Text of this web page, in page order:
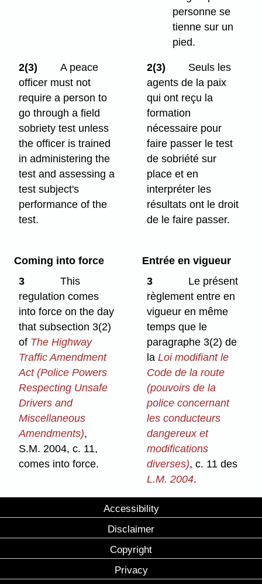
personne se
tienne sur un
pied.
2(3)
A peace
officer must not
require a person to
go through a field
sobriety test unless
the officer is trained
in administering the
test and assessing a
test subject's
performance of the
test.
2(3)
Seuls les
agents de la paix
qui ont reçu la
formation
nécessaire pour
faire passer le test
de sobriété sur
place et en
interpréter les
résultats ont le droit
de le faire passer.
Coming into force
3
This
regulation comes
into force on the day
that subsection 3(2)
of The Highway
Traffic Amendment
Act (Police Powers
Respecting Unsafe
Drivers and
Miscellaneous
Amendments),
S.M. 2004, c. 11,
comes into force.
Entrée en vigueur
3
Le présent
règlement entre en
vigueur en même
temps que le
paragraphe 3(2) de
laLoi modifiant le
Code de la route
(pouvoirs de la
police concernant
les conducteurs
dangereux et
modifications
diverses), c. 11 des
L.M. 2004.
Accessibility
Disclaimer
Copyright
Privacy